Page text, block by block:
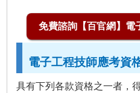
免費諮詢【百官網】
電子工程技師應考資
具有下列各款資格之一者，